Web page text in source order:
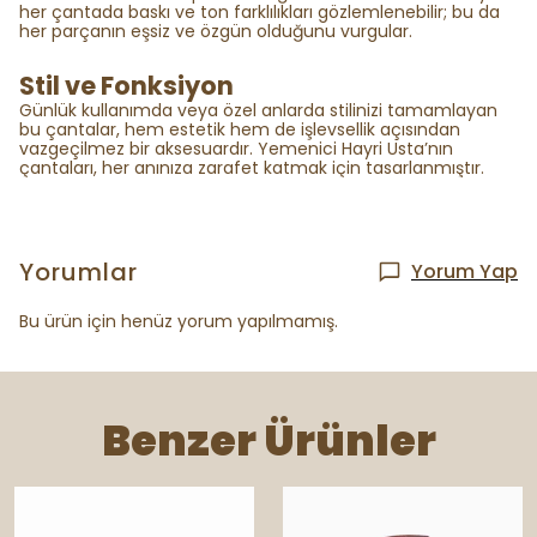
her çantada baskı ve ton farklılıkları gözlemlenebilir; bu da
her parçanın eşsiz ve özgün olduğunu vurgular.
Stil ve Fonksiyon
Günlük kullanımda veya özel anlarda stilinizi tamamlayan
bu çantalar, hem estetik hem de işlevsellik açısından
vazgeçilmez bir aksesuardır. Yemenici Hayri Usta’nın
çantaları, her anınıza zarafet katmak için tasarlanmıştır.
Yorumlar Yorum Yap
Bu ürün için henüz yorum yapılmamış.
Benzer Ürünler